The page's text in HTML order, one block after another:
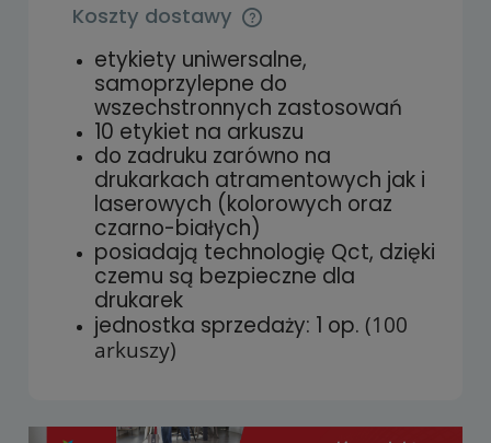
Koszty dostawy
Cena nie zawiera ewentualnych kosztów
płatności
etykiety uniwersalne,
samoprzylepne do
wszechstronnych zastosowań
10 etykiet na arkuszu
do zadruku zarówno na
drukarkach atramentowych jak i
laserowych (kolorowych oraz
czarno-białych)
posiadają technologię Qct, dzięki
czemu są bezpieczne dla
drukarek
jednostka sprzedaży: 1 op. (100
arkuszy)